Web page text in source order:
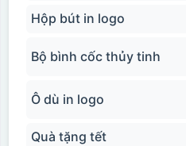
Hộp bút in logo
Bộ bình cốc thủy tinh
Ô dù in logo
Quà tặng tết